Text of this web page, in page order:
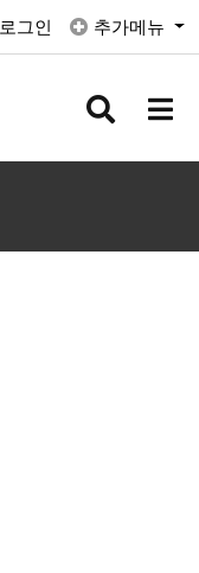
로그인 추가메뉴
검
버
메
버